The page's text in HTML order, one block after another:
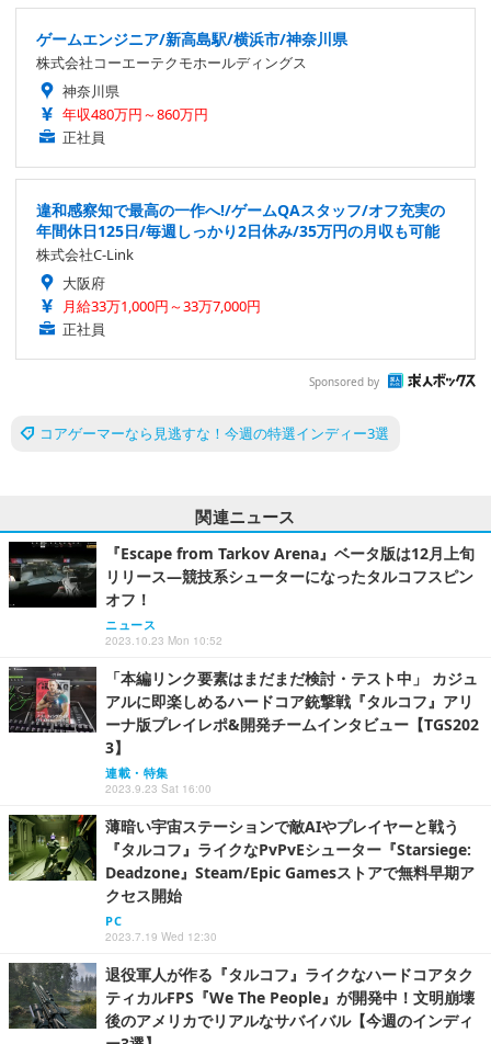
ゲームエンジニア/新高島駅/横浜市/神奈川県
株式会社コーエーテクモホールディングス
神奈川県
年収480万円～860万円
正社員
違和感察知で最高の一作へ!/ゲームQAスタッフ/オフ充実の
年間休日125日/毎週しっかり2日休み/35万円の月収も可能
株式会社C-Link
大阪府
月給33万1,000円～33万7,000円
正社員
Sponsored by
コアゲーマーなら見逃すな！今週の特選インディー3選
関連ニュース
『Escape from Tarkov Arena』ベータ版は12月上旬
リリース―競技系シューターになったタルコフスピン
オフ！
ニュース
2023.10.23 Mon 10:52
「本編リンク要素はまだまだ検討・テスト中」 カジュ
アルに即楽しめるハードコア銃撃戦『タルコフ』アリ
ーナ版プレイレポ&開発チームインタビュー【TGS202
3】
連載・特集
2023.9.23 Sat 16:00
薄暗い宇宙ステーションで敵AIやプレイヤーと戦う
『タルコフ』ライクなPvPvEシューター『Starsiege:
Deadzone』Steam/Epic Gamesストアで無料早期ア
クセス開始
PC
2023.7.19 Wed 12:30
退役軍人が作る『タルコフ』ライクなハードコアタク
ティカルFPS『We The People』が開発中！文明崩壊
後のアメリカでリアルなサバイバル【今週のインディ